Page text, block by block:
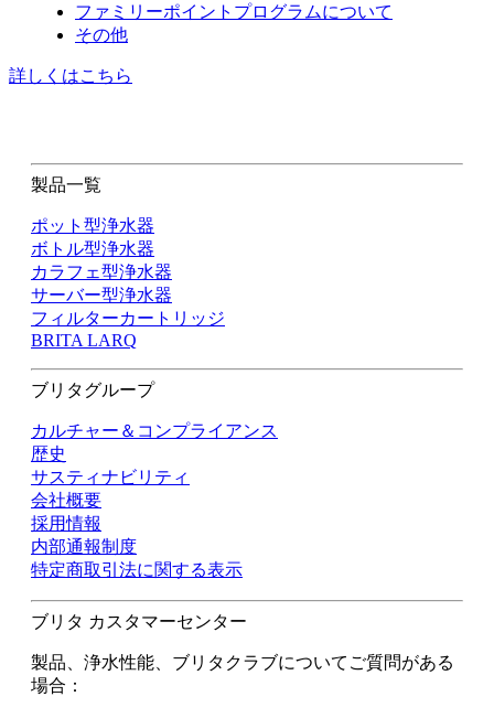
ファミリーポイントプログラムについて
その他
詳しくはこちら
製品一覧
ポット型浄水器
ボトル型浄水器
カラフェ型浄水器
サーバー型浄水器
フィルターカートリッジ
BRITA LARQ
ブリタグループ
カルチャー＆コンプライアンス
歴史
サスティナビリティ
会社概要
採用情報
内部通報制度
特定商取引法に関する表示
ブリタ カスタマーセンター
製品、浄水性能、ブリタクラブについてご質問がある
場合：